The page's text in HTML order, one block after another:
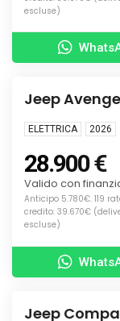
escluse)
KM0
Info
Jeep
ELETTRICA 2026
28.900 €
Valido con
Anticipo 5.780€. 119
credito: 39.670€
escluse)
NUOVA
Info
Jeep